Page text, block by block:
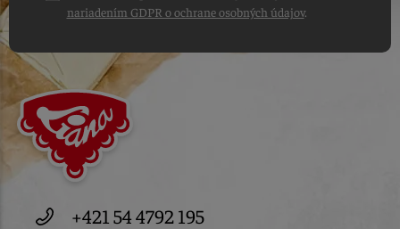
nariadením GDPR o ochrane osobných údajov.
+421 54 4792 195